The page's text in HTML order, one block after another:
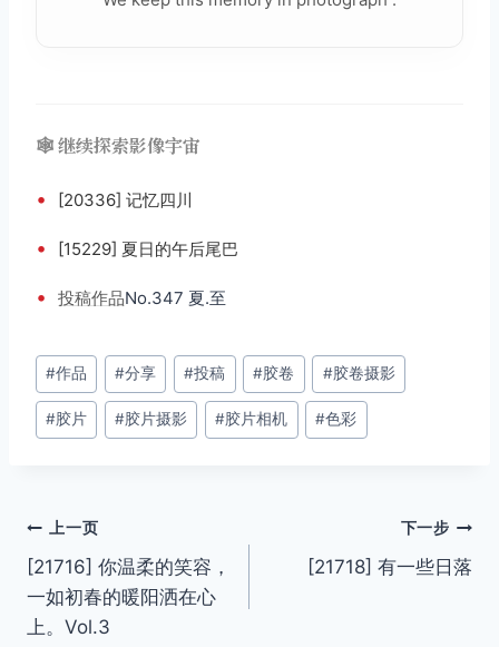
🕸️ 继续探索影像宇宙
• [20336] 记忆四川
• [15229] 夏日的午后尾巴
• 投稿作品No.347 夏.至
文
章
标
#作品 #分享 #投稿 #胶卷 #胶卷摄影
#胶片 #胶片摄影 #胶片相机 #色彩
文
章
导
上一页
[21716] 你温柔的笑容，
一如初春的暖阳洒在心
上。Vol.3
下一步
[21718] 有一些日落